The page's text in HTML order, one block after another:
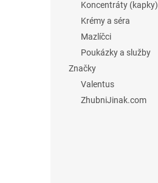
Koncentráty (kapky)
Krémy a séra
Mazlíčci
Poukázky a služby
Značky
Valentus
ZhubniJinak.com